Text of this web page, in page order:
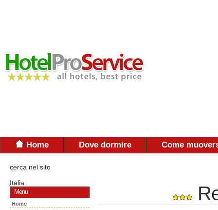
Home Dove dormire Come
cerca nel sito
Italia
Menu
Home